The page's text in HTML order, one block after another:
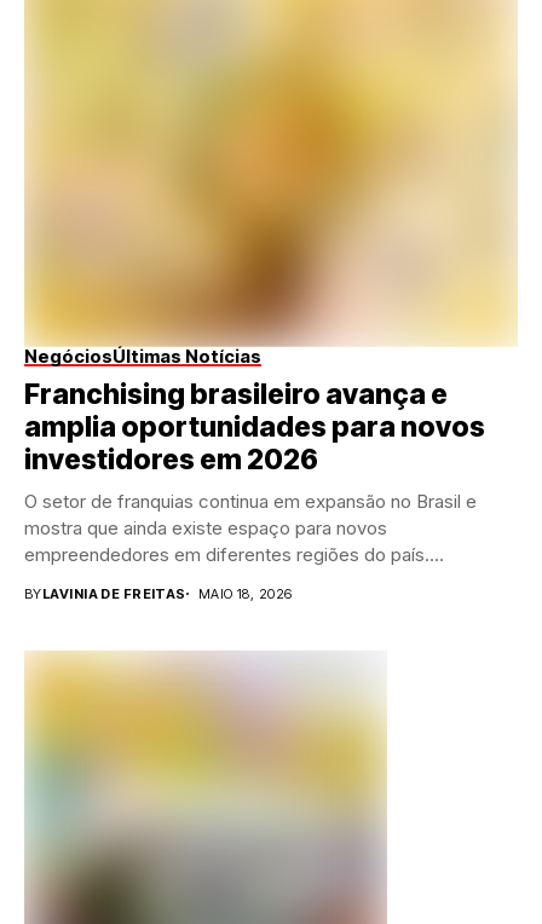
NegóciosÚltimas Notícias
Franchising brasileiro avança e
amplia oportunidades para novos
investidores em 2026
O setor de franquias continua em expansão no Brasil e
mostra que ainda existe espaço para novos
empreendedores em diferentes regiões do país....
BYLAVINIA DE FREITAS MAIO 18, 2026